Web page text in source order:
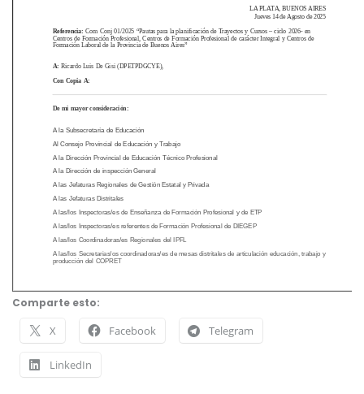
Comparte esto:
X Facebook Telegram
LinkedIn